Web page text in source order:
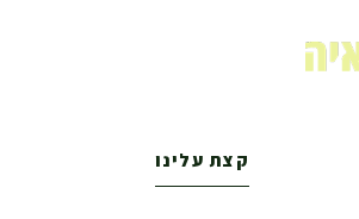
קצת עלינו